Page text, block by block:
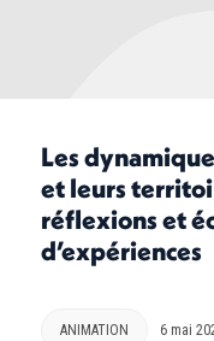
Les
et leurs
réflexions et
d’expériences
ANIMATION 6 mai